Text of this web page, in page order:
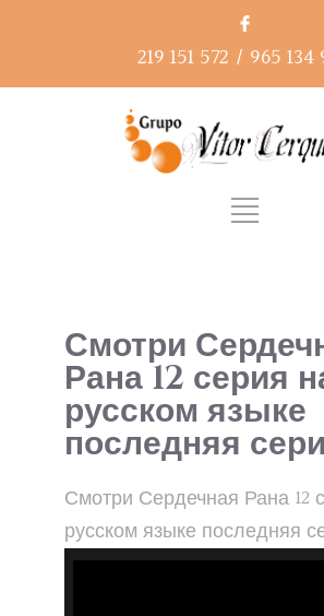
219 151 572 / 965 134
Смотри
Рана 12 серия
русском языке
последняя
Смотри Сердечная Рана 12
русском языке последняя